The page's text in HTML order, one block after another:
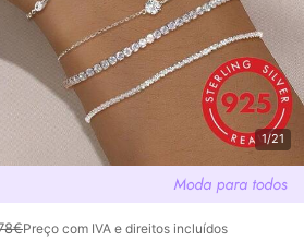
1/21
Preço com IVA e direitos incluídos